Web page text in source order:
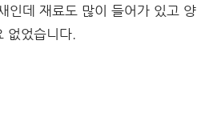
인데 재료도 많이 들어가 있고 양
없었습니다.